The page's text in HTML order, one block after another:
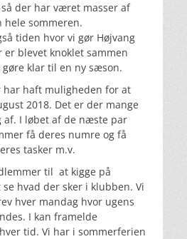
der har været masser af
sommeren.
tiden hvor vi gør Højvang
blevet knoklet sammen
klar til en ny sæson.
har haft muligheden for at
2018. Det er der mange
af. I løbet af de næste par
få deres numre og få
tasker m.v.
til at kigge på
hvad der sker i klubben. Vi
hver mandag hvor ugens
I kan framelde
tid. Vi har i sommerferien